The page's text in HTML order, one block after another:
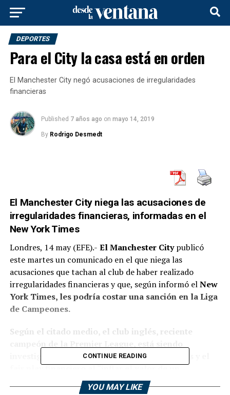
DEPORTES
Para el City la casa está en orden
El Manchester City negó acusaciones de irregularidades
financieras
Published 7 años ago on mayo 14, 2019
By Rodrigo Desmedt
El Manchester City niega las acusaciones de
irregularidades financieras, informadas en el
New York Times
Londres, 14 may (EFE).- El Manchester Citypublicó
este martes un comunicado en el que niega las
acusaciones que tachan al club de haber realizado
irregularidades financieras y que, según informó elNew
York Times, les podría costar una sanción en la Liga
de Campeones.
Según el citado medio, el club inglés, reciente
investigado por la UEFA por romper las reglas y el
fair play financiero al “inflar el valor de un
CONTINUE READING
YOU MAY LIKE